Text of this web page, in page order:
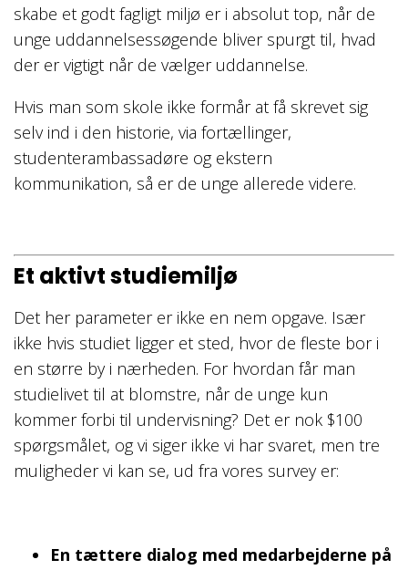
skabe et godt fagligt miljø er i absolut top, når de
unge uddannelsessøgende bliver spurgt til, hvad
der er vigtigt når de vælger uddannelse.
Hvis man som skole ikke formår at få skrevet sig
selv ind i den historie, via fortællinger,
studenterambassadøre og ekstern
kommunikation, så er de unge allerede videre.
Et aktivt studiemiljø
Det her parameter er ikke en nem opgave. Især
ikke hvis studiet ligger et sted, hvor de fleste bor i
en større by i nærheden. For hvordan får man
studielivet til at blomstre, når de unge kun
kommer forbi til undervisning? Det er nok $100
spørgsmålet, og vi siger ikke vi har svaret, men tre
muligheder vi kan se, ud fra vores survey er:
En tættere dialog med medarbejderne på